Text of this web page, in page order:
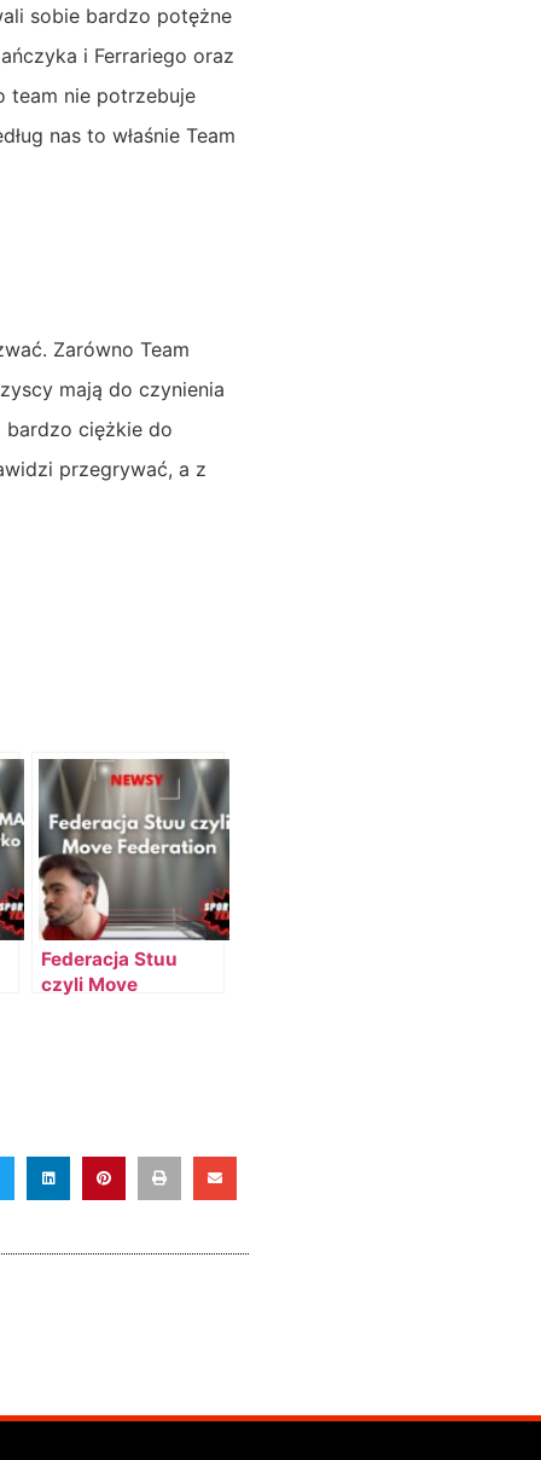
sobie bardzo potężne
i Ferrariego oraz
team nie potrzebuje
nas to właśnie Team
Zarówno Team
mają do czynienia
bardzo ciężkie do
przegrywać, a z
Federacja Stuu
czyli Move